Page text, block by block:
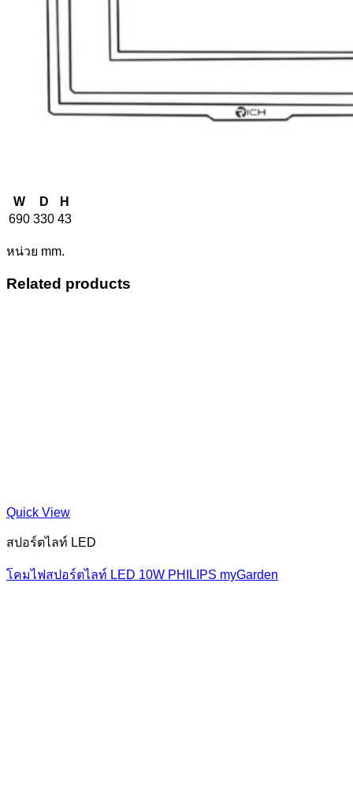
W D
H
690 330 43
หน่วย mm.
Related products
Quick View
สปอร์ตไลท์ LED
โคมไฟสปอร์ตไลท์ LED 10W PHILIPS myGarden